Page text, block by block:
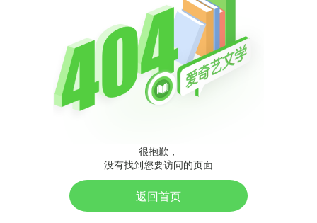
很抱歉，
没有找到您要访问的页面
返回首页